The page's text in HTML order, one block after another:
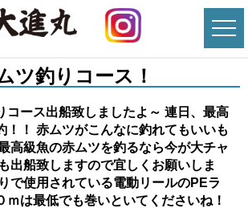
ツ釣りコース！
コース出船致しましたよ～ 連日、最高
！！ 赤ムツがこんなに釣れてもいいも
高級魚の赤ムツを釣るなら今が大チャ
出船致しますので宜しくお願いしま
で使用されている電動リールのPEラ
ｍは最低でも巻いといてくださいね！